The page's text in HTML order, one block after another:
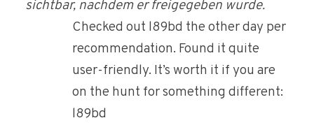
sichtbar, nachdem er freigegeben wurde.
Checked out l89bd the other day per
recommendation. Found it quite
user-friendly. It’s worth it if you are
on the hunt for something different:
l89bd